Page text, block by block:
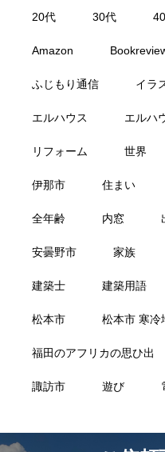
20代 30代
Amazon
ふじもり通信 イラ
エルハウス エルハ
リフォーム 世界
伊那市 住まい
全年齢 内窓
安曇野市 家族
建築士 建築用語
松本市 松本市 寒冷
福田のアフリカの思ひ出
諏訪市 遊び